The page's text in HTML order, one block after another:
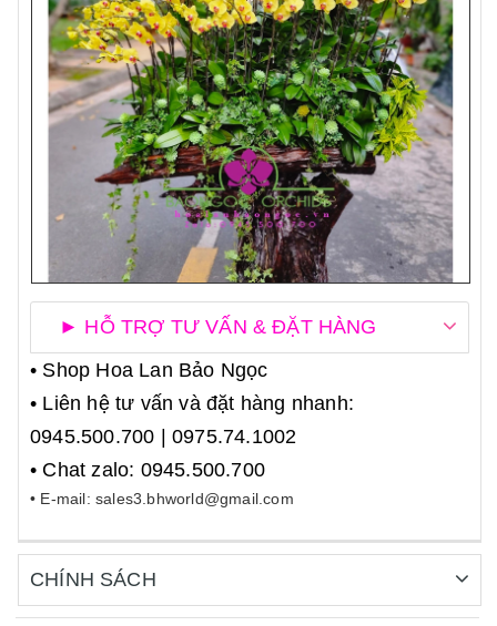
► HỖ TRỢ TƯ VẤN & ĐẶT HÀNG
• Shop Hoa Lan Bảo Ngọc
• Liên hệ tư vấn và đặt hàng nhanh:
0945.500.700 | 0975.74.1002
• Chat zalo: 0945.500.700
• E-mail: sales3.bhworld@gmail.com
CHÍNH SÁCH